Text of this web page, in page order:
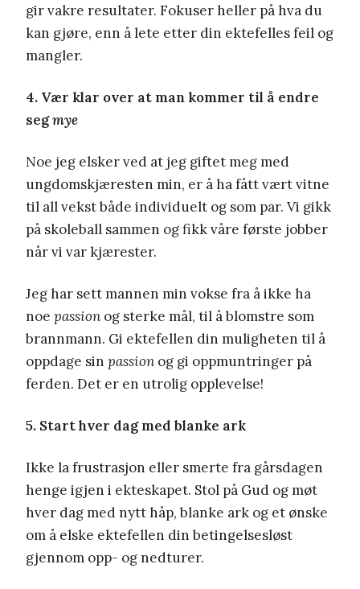
gir vakre resultater. Fokuser heller på hva du
kan gjøre, enn å lete etter din ektefelles feil og
mangler.
4. Vær klar over at man kommer til å endre
segmye
Noe jeg elsker ved at jeg giftet meg med
ungdomskjæresten min, er å ha fått vært vitne
til all vekst både individuelt og som par. Vi gikk
på skoleball sammen og fikk våre første jobber
når vi var kjærester.
Jeg har sett mannen min vokse fra å ikke ha
noe passion og sterke mål, til å blomstre som
brannmann. Gi ektefellen din muligheten til å
oppdage sin passion og gi oppmuntringer på
ferden. Det er en utrolig opplevelse!
5. Start hver dag med blanke ark
Ikke la frustrasjon eller smerte fra gårsdagen
henge igjen i ekteskapet. Stol på Gud og møt
hver dag med nytt håp, blanke ark og et ønske
om å elske ektefellen din betingelsesløst
gjennom opp- og nedturer.